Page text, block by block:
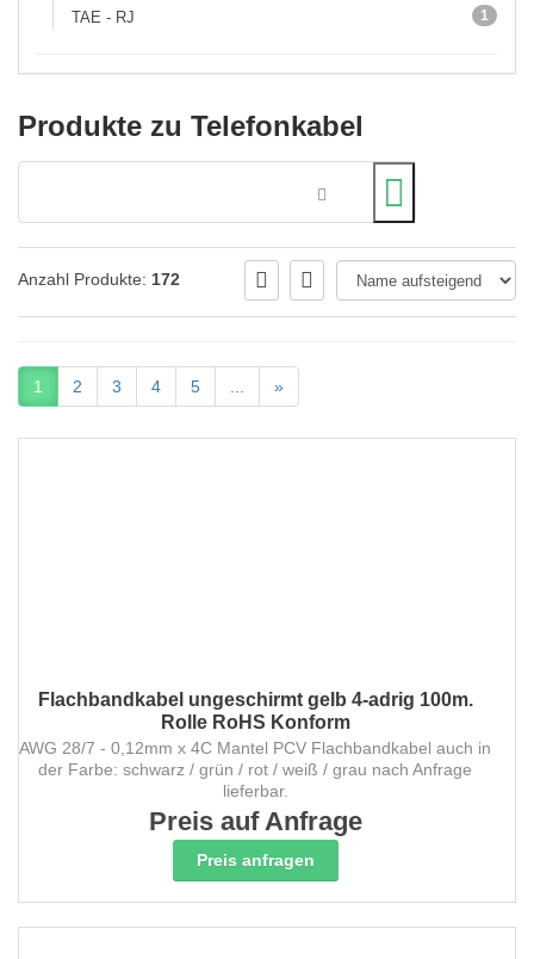
1
TAE - RJ
Produkte zu Telefonkabel
Anzahl Produkte: 172
1 2 3 4 5 »
Flachbandkabel ungeschirmt gelb 4-adrig 100m.
Rolle RoHS Konform
AWG 28/7 - 0,12mm x 4C Mantel PCV Flachbandkabel auch in
der Farbe: schwarz / grün / rot / weiß / grau nach Anfrage
lieferbar.
Preis auf Anfrage
Preis anfragen